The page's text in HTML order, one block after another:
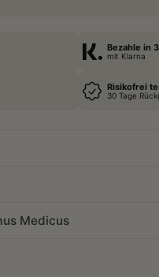
Bezahle in
mit Klarna
Risikofrei
30 Tage
Medicus